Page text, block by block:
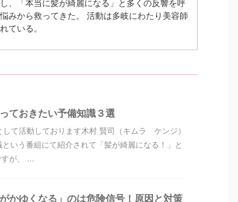
、「本当に髪が綺麗になる」と多くの反響を呼
みから救ってきた。 活動は多岐にわたり美容師
ている。
ておきたい予備知識３選
て活動しております木村 賢司（キムラ ケンジ）
いう番組にて紹介されて「髪が綺麗になる！」と
が、 ...
かゆくなる」のは危険信号！原因と対策